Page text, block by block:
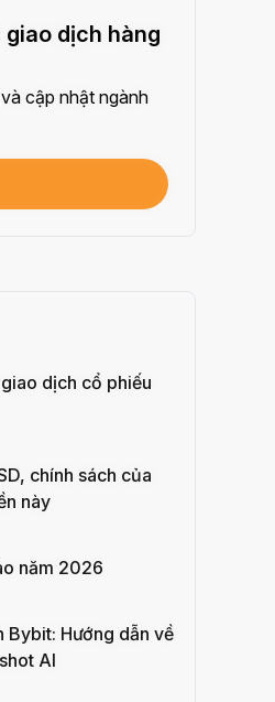
5)
dịch hàng
cập nhật ngành
dịch cổ phiếu
chính sách của
này
năm 2026
Bybit: Hướng dẫn về
AI